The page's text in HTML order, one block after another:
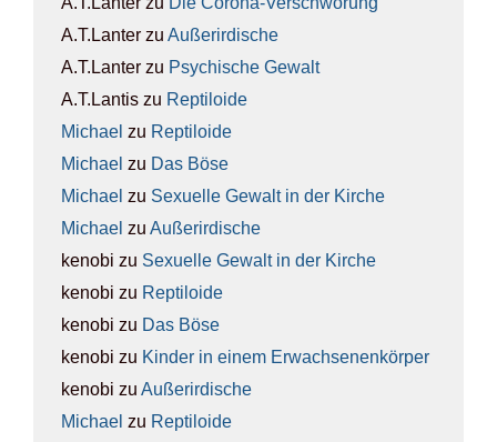
A.T.Lanter zu Außer­ir­di­sche
A.T.Lanter zu Psy­chi­sche Gewalt
A.T.Lantis zu Rep­ti­lo­ide
Michael zu Rep­ti­lo­ide
Michael zu Das Böse
Michael zu Sexu­el­le Gewalt in der Kir­che
Michael zu Außer­ir­di­sche
kenobi zu Sexu­el­le Gewalt in der Kir­che
kenobi zu Rep­ti­lo­ide
kenobi zu Das Böse
kenobi zu Kin­der in einem Erwach­se­nen­kör­per
kenobi zu Außer­ir­di­sche
Michael zu Rep­ti­lo­ide